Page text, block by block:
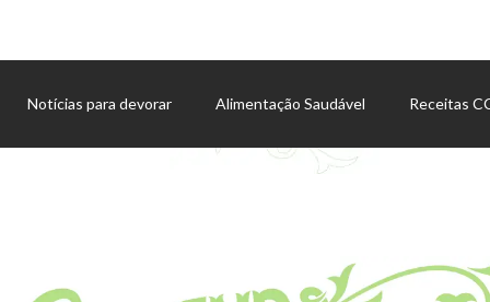
Notícias para devorar Alimentação Saudável Receitas